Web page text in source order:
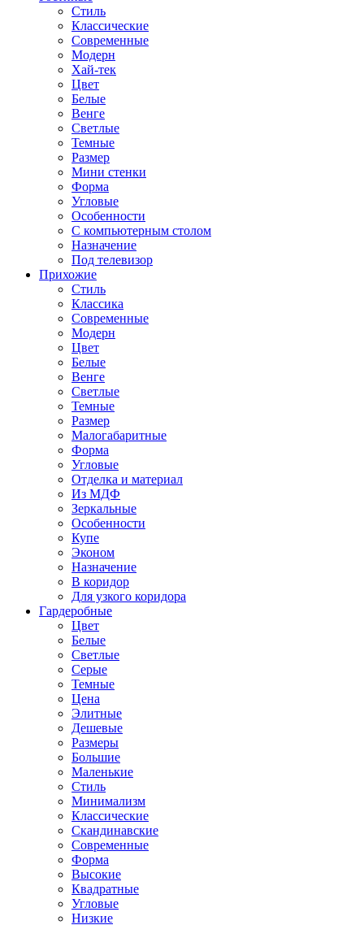
Стиль
Классические
Современные
Модерн
Хай-тек
Цвет
Белые
Венге
Светлые
Темные
Размер
Мини стенки
Форма
Угловые
Особенности
С компьютерным столом
Назначение
Под телевизор
Прихожие
Стиль
Классика
Современные
Модерн
Цвет
Белые
Венге
Светлые
Темные
Размер
Малогабаритные
Форма
Угловые
Отделка и материал
Из МДФ
Зеркальные
Особенности
Купе
Эконом
Назначение
В коридор
Для узкого коридора
Гардеробные
Цвет
Белые
Светлые
Серые
Темные
Цена
Элитные
Дешевые
Размеры
Большие
Маленькие
Стиль
Минимализм
Классические
Скандинавские
Современные
Форма
Высокие
Квадратные
Угловые
Низкие